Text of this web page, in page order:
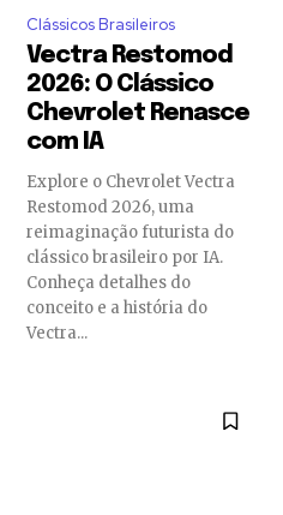
Clássicos Brasileiros
Vectra Restomod
2026: O Clássico
Chevrolet Renasce
com IA
Explore o Chevrolet Vectra
Restomod 2026, uma
reimaginação futurista do
clássico brasileiro por IA.
Conheça detalhes do
conceito e a história do
Vectra...